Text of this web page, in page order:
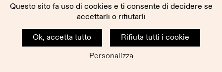
Questo sito fa uso di cookies e ti consente di decidere se
accettarli o rifiutarli
Ok, accetta tutto
Rifiuta tutti i cookie
Personalizza